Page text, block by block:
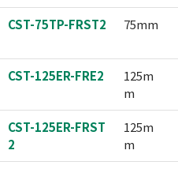
CST-75TP-FRST2 75mm
CST-125ER-FRE2
125m
m
CST-125ER-FRST
2
125m
m